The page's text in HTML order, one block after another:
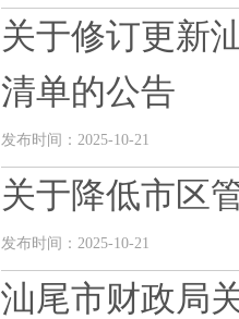
关于修订更新
清单的公告
发布时间：2025-10-21
关于降低市区
发布时间：2025-10-21
汕尾市财政局